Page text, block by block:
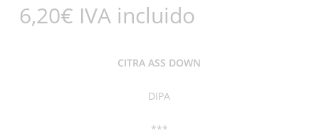
6,20€ IVA incluido
CITRA ASS DOWN
DIPA
***